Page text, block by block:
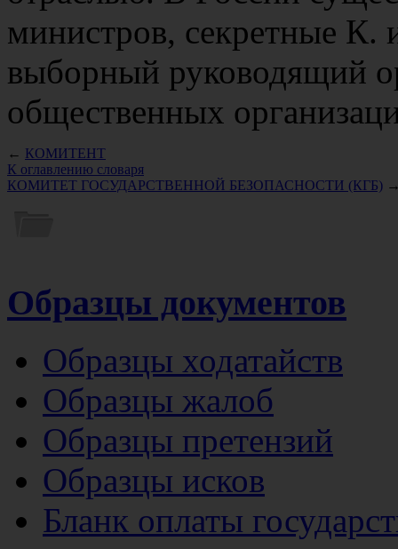
министров, секретные К.
выборный руководящий
общественных
←
КОМИТЕНТ
К оглавлению словаря
КОМИТЕТ ГОСУДАРСТВЕННОЙ БЕЗОПАСНОСТИ (КГБ)
Образцы документов
Образцы ходатайств
Образцы жалоб
Образцы претензий
Образцы исков
Бланк оплаты